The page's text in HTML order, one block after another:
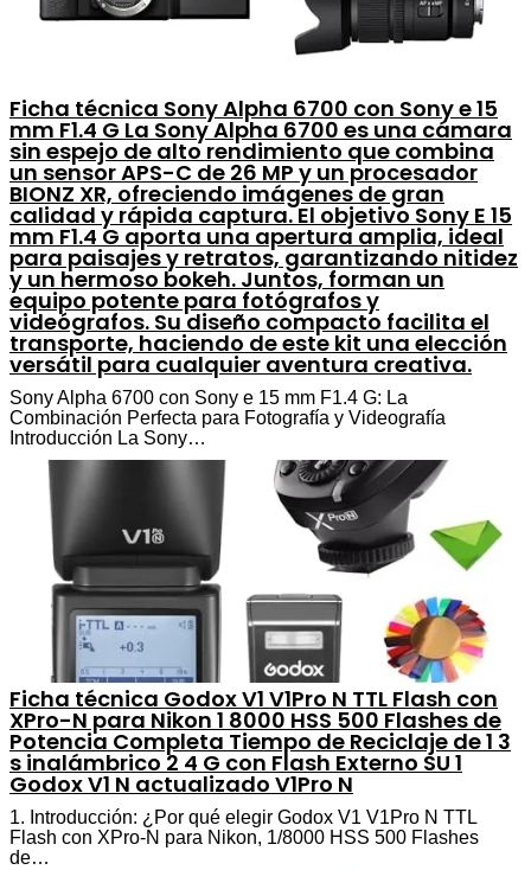
Ficha técnica Sony Alpha 6700 con Sony e 15
mm F1.4 G La Sony Alpha 6700 es una cámara
sin espejo de alto rendimiento que combina
un sensor APS-C de 26 MP y un procesador
BIONZ XR, ofreciendo imágenes de gran
calidad y rápida captura. El objetivo Sony E 15
mm F1.4 G aporta una apertura amplia, ideal
para paisajes y retratos, garantizando nitidez
y un hermoso bokeh. Juntos, forman un
equipo potente para fotógrafos y
videógrafos. Su diseño compacto facilita el
transporte, haciendo de este kit una elección
versátil para cualquier aventura creativa.
Sony Alpha 6700 con Sony e 15 mm F1.4 G: La
Combinación Perfecta para Fotografía y Videografía
Introducción La Sony…
Ficha técnica Godox V1 V1Pro N TTL Flash con
XPro-N para Nikon 1 8000 HSS 500 Flashes de
Potencia Completa Tiempo de Reciclaje de 1 3
s inalámbrico 2 4 G con Flash Externo SU 1
Godox V1 N actualizado V1Pro N
1. Introducción: ¿Por qué elegir Godox V1 V1Pro N TTL
Flash con XPro-N para Nikon, 1/8000 HSS 500 Flashes
de…